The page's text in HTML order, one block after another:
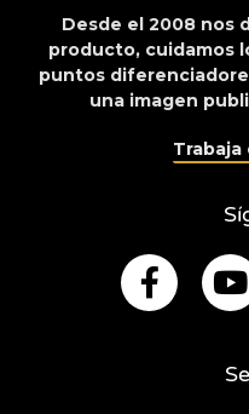
Desde el 2008 nos
producto, cuidamos
puntos
una imagen